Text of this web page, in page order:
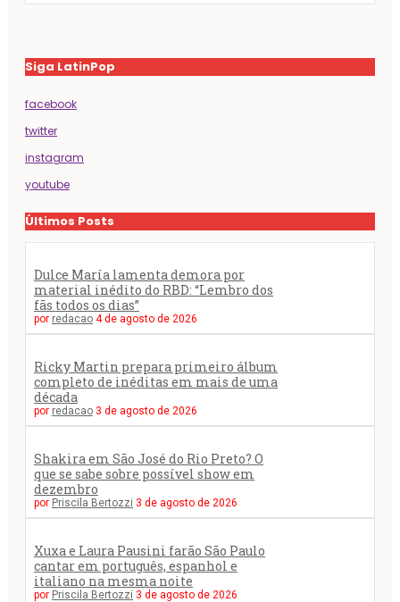
Siga LatinPop
facebook
twitter
instagram
youtube
Últimos Posts
Dulce María lamenta demora por
material inédito do RBD: “Lembro dos
fãs todos os dias”
por redacao 4 de agosto de 2026
Ricky Martin prepara primeiro álbum
completo de inéditas em mais de uma
década
por redacao 3 de agosto de 2026
Shakira em São José do Rio Preto? O
que se sabe sobre possível show em
dezembro
por Priscila Bertozzi 3 de agosto de 2026
Xuxa e Laura Pausini farão São Paulo
cantar em português, espanhol e
italiano na mesma noite
por Priscila Bertozzi 3 de agosto de 2026